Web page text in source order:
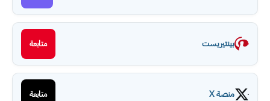
بينتيريست متابعة
منصة X متابعة